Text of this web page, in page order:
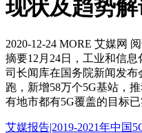
现状及趋势
2020-12-24 MORE 艾媒网
摘要12月24日，工业和信
司长闻库在国务院新闻发
跑，新增58万个5G基站，
有地市都有5G覆盖的目标已
艾媒报告|2019-2021年中国